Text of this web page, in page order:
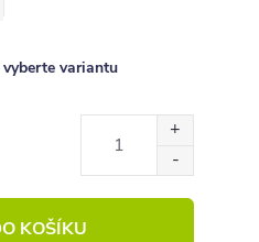
variantu
KOŠÍKU